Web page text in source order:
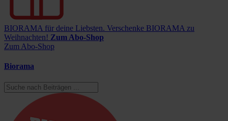
BIORAMA für deine Liebsten. Verschenke BIORAMA zu
Weihnachten! Zum Abo-Shop
Zum Abo-Shop
Biorama